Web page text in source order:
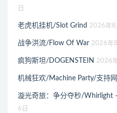
日
老虎机挂机/Slot Grind 2026年8
战争洪流/Flow Of War 2026年
疯狗斯坦/DOGENSTEIN 2026
机械狂欢/Machine Party/支持
漩光奇旅：争分夺秒/Whirlight
6日